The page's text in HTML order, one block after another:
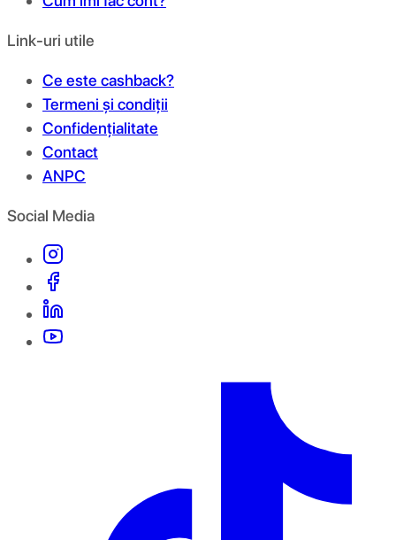
Link-uri utile
Ce este cashback?
Termeni și condiții
Confidențialitate
Contact
ANPC
Social Media